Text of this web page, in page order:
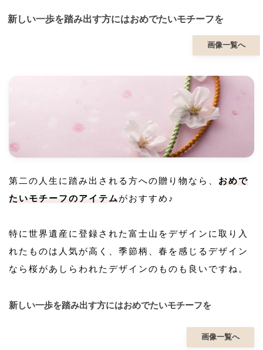
新しい一歩を踏み出す方にはおめでたいモチーフを
画像一覧へ
第二の人生に踏み出される方への贈り物なら、 おめで
たいモチーフのアイテムがおすすめ♪
特に世界遺産に登録された富士山をデザインに取り入
れたものは人気が高く、季節柄、春を感じるデザイン
なら桜があしらわれたデザインのものも良いですね。
新しい一歩を踏み出す方にはおめでたいモチーフを
画像一覧へ